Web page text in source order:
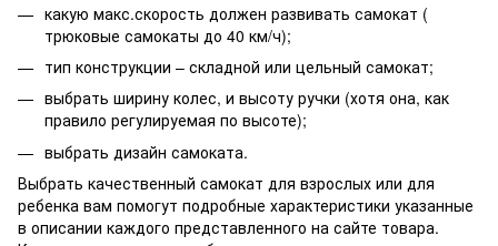
какую макс.скорость должен развивать самокат (
трюковые самокаты до 40 км/ч);
тип конструкции – складной или цельный самокат;
выбрать ширину колес, и высоту ручки (хотя она, как
правило регулируемая по высоте);
выбрать дизайн самоката.
Выбрать качественный самокат для взрослых или для
ребенка вам помогут подробные характеристики указанные
в описании каждого представленного на сайте товара.